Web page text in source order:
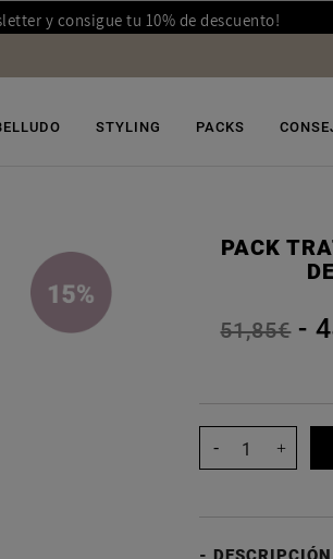
y consigue tu 10% de descuento!
STYLING PACKS
PACK
51,85€-